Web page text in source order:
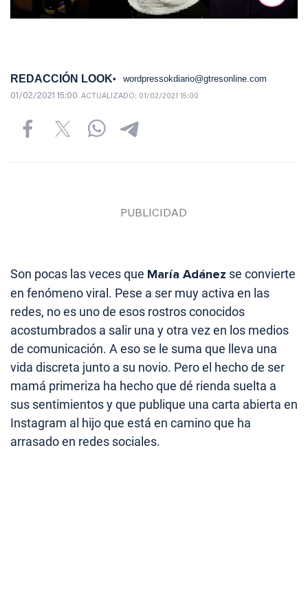
REDACCIÓN LOOK wordpressokdiario@gtresonline.com
01/02/2021 15:00 ACTUALIZADO: 01/02/2021 15:00
Son pocas las veces que María Adánez se convierte
en fenómeno viral. Pese a ser muy activa en las
redes, no es uno de esos rostros conocidos
acostumbrados a salir una y otra vez en los medios
de comunicación. A eso se le suma que lleva una
vida discreta junto a su novio. Pero el hecho de ser
mamá primeriza ha hecho que dé rienda suelta a
sus sentimientos y que publique una carta abierta en
Instagram al hijo que está en camino que ha
arrasado en redes sociales.